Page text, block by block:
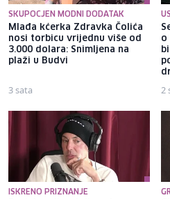
SKUPOCJEN MODNI DODATAK
Mlađa kćerka Zdravka Čolića
nosi torbicu vrijednu više od
3.000 dolara: Snimljena na
plaži u Budvi
3 sata
o
2
ISKRENO PRIZNANJE